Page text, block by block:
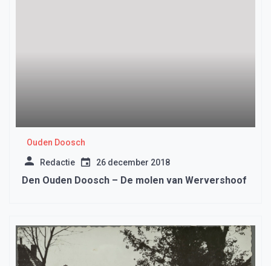
Ouden Doosch
Redactie 26 december 2018
Den Ouden Doosch – De molen van Wervershoof